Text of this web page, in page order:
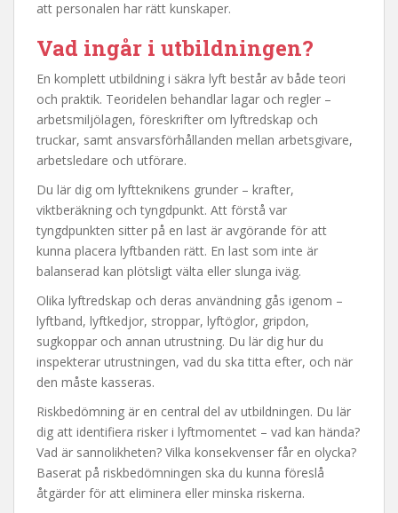
att personalen har rätt kunskaper.
Vad ingår i utbildningen?
En komplett utbildning i säkra lyft består av både teori
och praktik. Teoridelen behandlar lagar och regler –
arbetsmiljölagen, föreskrifter om lyftredskap och
truckar, samt ansvarsförhållanden mellan arbetsgivare,
arbetsledare och utförare.
Du lär dig om lyftteknikens grunder – krafter,
viktberäkning och tyngdpunkt. Att förstå var
tyngdpunkten sitter på en last är avgörande för att
kunna placera lyftbanden rätt. En last som inte är
balanserad kan plötsligt välta eller slunga iväg.
Olika lyftredskap och deras användning gås igenom –
lyftband, lyftkedjor, stroppar, lyftöglor, gripdon,
sugkoppar och annan utrustning. Du lär dig hur du
inspekterar utrustningen, vad du ska titta efter, och när
den måste kasseras.
Riskbedömning är en central del av utbildningen. Du lär
dig att identifiera risker i lyftmomentet – vad kan hända?
Vad är sannolikheten? Vilka konsekvenser får en olycka?
Baserat på riskbedömningen ska du kunna föreslå
åtgärder för att eliminera eller minska riskerna.